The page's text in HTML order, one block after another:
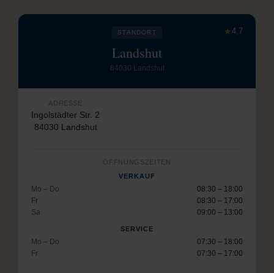
★4,7
STANDORT
Landshut
84030 Landshut
ADRESSE
Ingolstädter Str. 2
84030 Landshut
ÖFFNUNGSZEITEN
VERKAUF
Mo – Do
08:30 – 18:00
Fr
08:30 – 17:00
Sa
09:00 – 13:00
SERVICE
Mo – Do
07:30 – 18:00
Fr
07:30 – 17:00